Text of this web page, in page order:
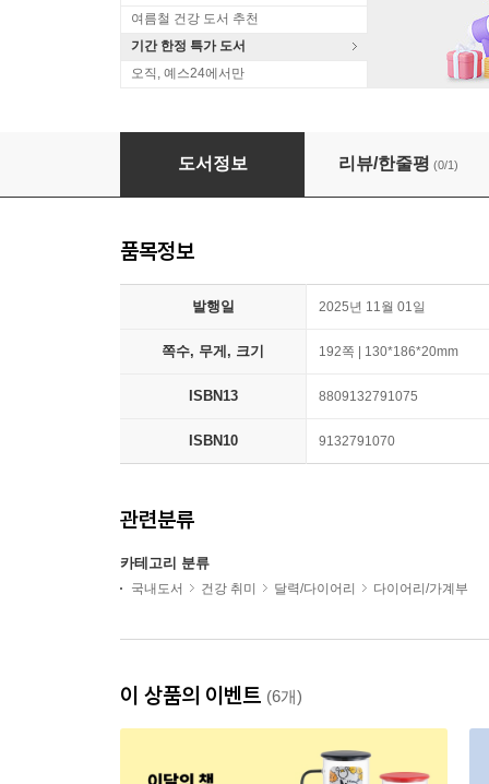
여름철 건강 도서 추천
기간 한정 특가 도서
오직, 예스24에서만
만년형 이화플래너(2026년판)
도서정보 리뷰/한줄평 (0/1)
품목정보
발행일 2025년 11월 01일
쪽수, 무게, 크기 192쪽 | 130*186*20mm
ISBN13 8809132791075
ISBN10 9132791070
관련분류
카테고리 분류
국내도서 건강 취미 달력/다이어리 다이어리/가계부
이 상품의 이벤트 (6개)